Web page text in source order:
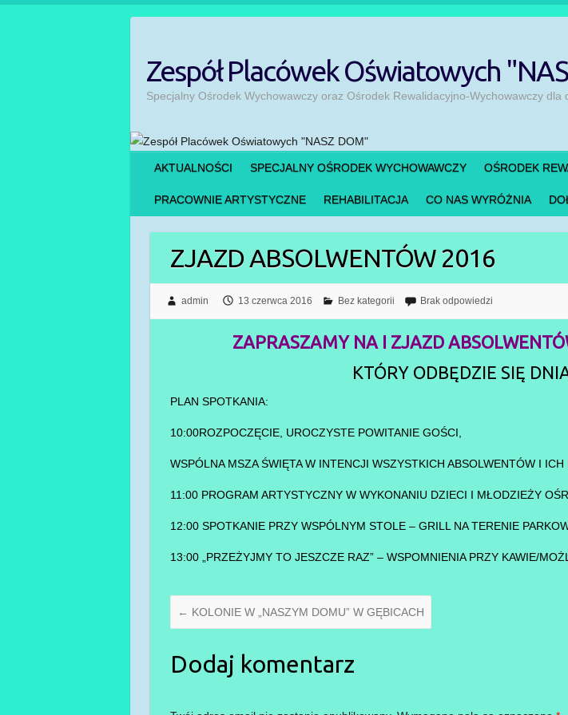
Zespół Placówek Oświatowych
Specjalny Ośrodek Wychowawczy oraz Ośrodek Rewalidacyjno-Wychowawczy dla
AKTUALNOŚCI SPECJALNY OŚRODEK WYCHOWAWCZY OŚRODEK
PRACOWNIE ARTYSTYCZNE REHABILITACJA CO NAS WYRÓŻNIA
ZJAZD ABSOLWENTÓW 2016
admin 13 czerwca 2016 Bez kategorii Brak odpowiedzi
ZAPRASZAMY NA I ZJAZD
KTÓRY ODBĘDZIE SIĘ
PLAN SPOTKANIA:
10:00ROZPOCZĘCIE, UROCZYSTE POWITANIE GOŚCI,
WSPÓLNA MSZA ŚWIĘTA W INTENCJI WSZYSTKICH ABSOLWENTÓW I ICH
11:00 PROGRAM ARTYSTYCZNY W WYKONANIU DZIECI I MŁODZIEŻY
12:00 SPOTKANIE PRZY WSPÓLNYM STOLE – GRILL NA TERENIE
13:00 „PRZEŻYJMY TO JESZCZE RAZ” – WSPOMNIENIA PRZY KAWIE/
← KOLONIE W „NASZYM DOMU” W GĘBICACH
Dodaj komentarz